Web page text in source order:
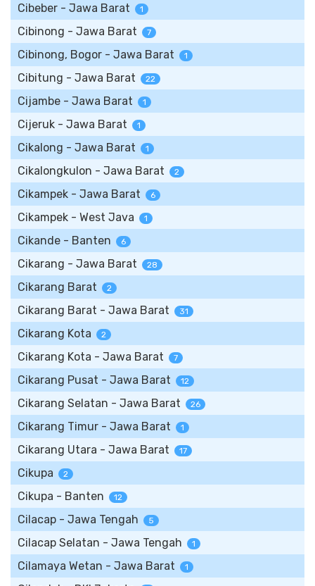
Cibeber - Jawa Barat 1
Cibinong - Jawa Barat 7
Cibinong, Bogor - Jawa Barat 1
Cibitung - Jawa Barat 22
Cijambe - Jawa Barat 1
Cijeruk - Jawa Barat 1
Cikalong - Jawa Barat 1
Cikalongkulon - Jawa Barat 2
Cikampek - Jawa Barat 6
Cikampek - West Java 1
Cikande - Banten 6
Cikarang - Jawa Barat 28
Cikarang Barat 2
Cikarang Barat - Jawa Barat 31
Cikarang Kota 2
Cikarang Kota - Jawa Barat 7
Cikarang Pusat - Jawa Barat 12
Cikarang Selatan - Jawa Barat 26
Cikarang Timur - Jawa Barat 1
Cikarang Utara - Jawa Barat 17
Cikupa 2
Cikupa - Banten 12
Cilacap - Jawa Tengah 5
Cilacap Selatan - Jawa Tengah 1
Cilamaya Wetan - Jawa Barat 1